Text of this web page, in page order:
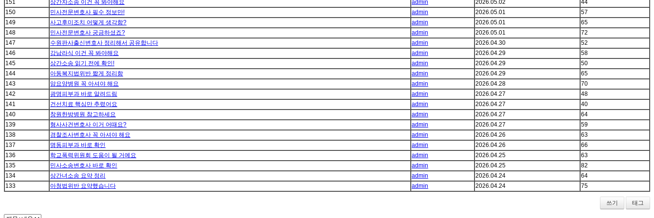
151
상간자소송 이건 꼭 봐야해요 admin 2026.05.02
44
150
민사전문변호사 필수 정보만! admin 2026.05.01
57
149
사고후미조치 어떻게 생각함? admin 2026.05.01
65
148
민사전문변호사 궁금하셨죠? admin 2026.05.01
72
147
수원판사출신변호사 정리해서 공유합니다 admin 2026.04.30
52
146
강남라식 이건 꼭 봐야해요 admin 2026.04.29
58
145
상간소송 읽기 전에 확인! admin 2026.04.29
50
144
아동복지법위반 짧게 정리함 admin 2026.04.29
65
143
암요양병원 꼭 아셔야 해요 admin 2026.04.28
70
142
광명피부과 바로 알려드림 admin 2026.04.27
48
141
건선치료 핵심만 추렸어요 admin 2026.04.27
40
140
창원한방병원 참고하세요 admin 2026.04.27
64
139
형사사건변호사 이거 어때요? admin 2026.04.27
59
138
경찰조사변호사 꼭 아셔야 해요 admin 2026.04.26
63
137
명동피부과 바로 확인 admin 2026.04.26
66
136
학교폭력위원회 도움이 될 거예요 admin 2026.04.25
63
135
민사소송변호사 바로 확인 admin 2026.04.25
82
134
상간녀소송 요약 정리 admin 2026.04.24
64
133
아청법위반 요약했습니다 admin 2026.04.24 75
쓰기 태그